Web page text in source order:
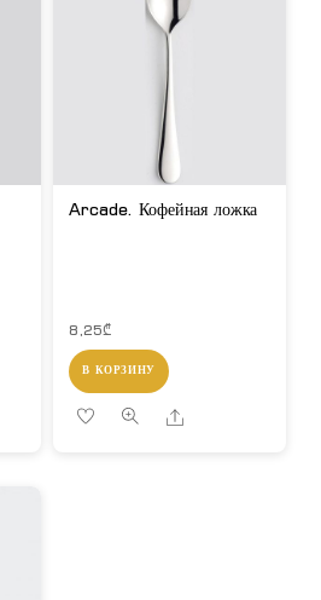
Arcade. Кофейная ложка
8,25₾
В КОРЗИНУ
Share